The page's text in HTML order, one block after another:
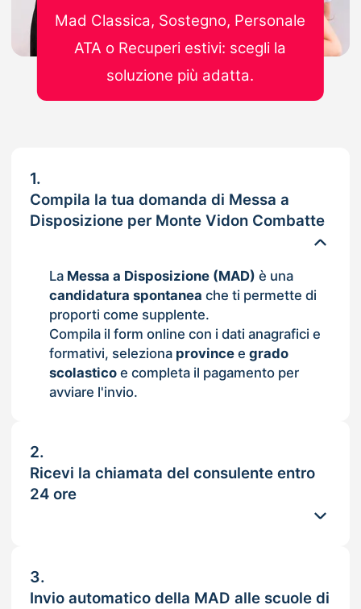
1.
Compila la tua domanda di Messa a
Disposizione per Monte Vidon Combatte
La Messa a Disposizione (MAD) è una
candidatura spontanea che ti permette di
proporti come supplente.
Compila il form online con i dati anagrafici e
formativi, seleziona provincee grado
scolasticoe completa il pagamento per
avviare l'invio.
2.
Ricevi la chiamata del consulente entro
24 ore
3.
Invio automatico della MAD alle scuole di
Mad Classica, Sostegno, Personale
ATA o Recuperi estivi: scegli la
soluzione più adatta.